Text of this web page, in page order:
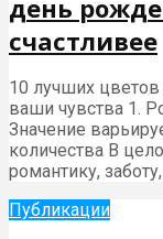
день
счастливее
10 лучших
ваши чувства 1.
Значение
количества В
романтику,
Публикации